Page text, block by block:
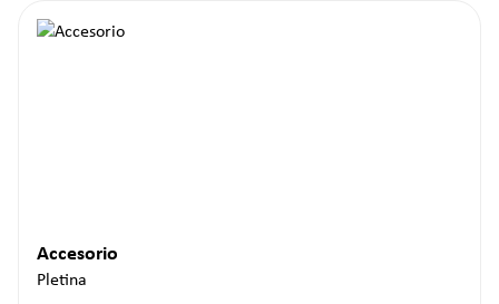
Accesorio
Pletina